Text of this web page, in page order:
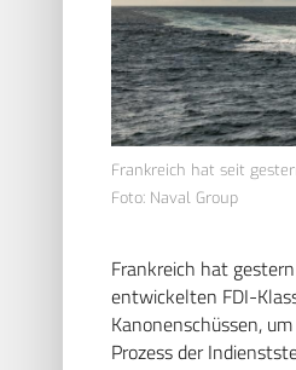
Frankreich hat seit
Foto: Naval Group
Frankreich hat
entwickelten FDI-
Kanonenschüssen,
Prozess der